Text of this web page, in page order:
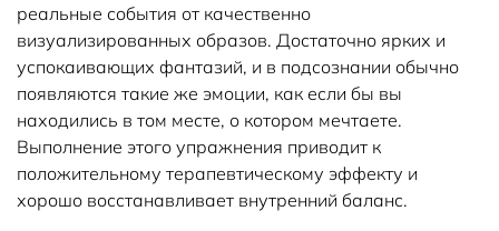
реальные события от качественно
визуализированных образов. Достаточно ярких и
успокаивающих фантазий, и в подсознании обычно
появляются такие же эмоции, как если бы вы
находились в том месте, о котором мечтаете.
Выполнение этого упражнения приводит к
положительному терапевтическому эффекту и
хорошо восстанавливает внутренний баланс.